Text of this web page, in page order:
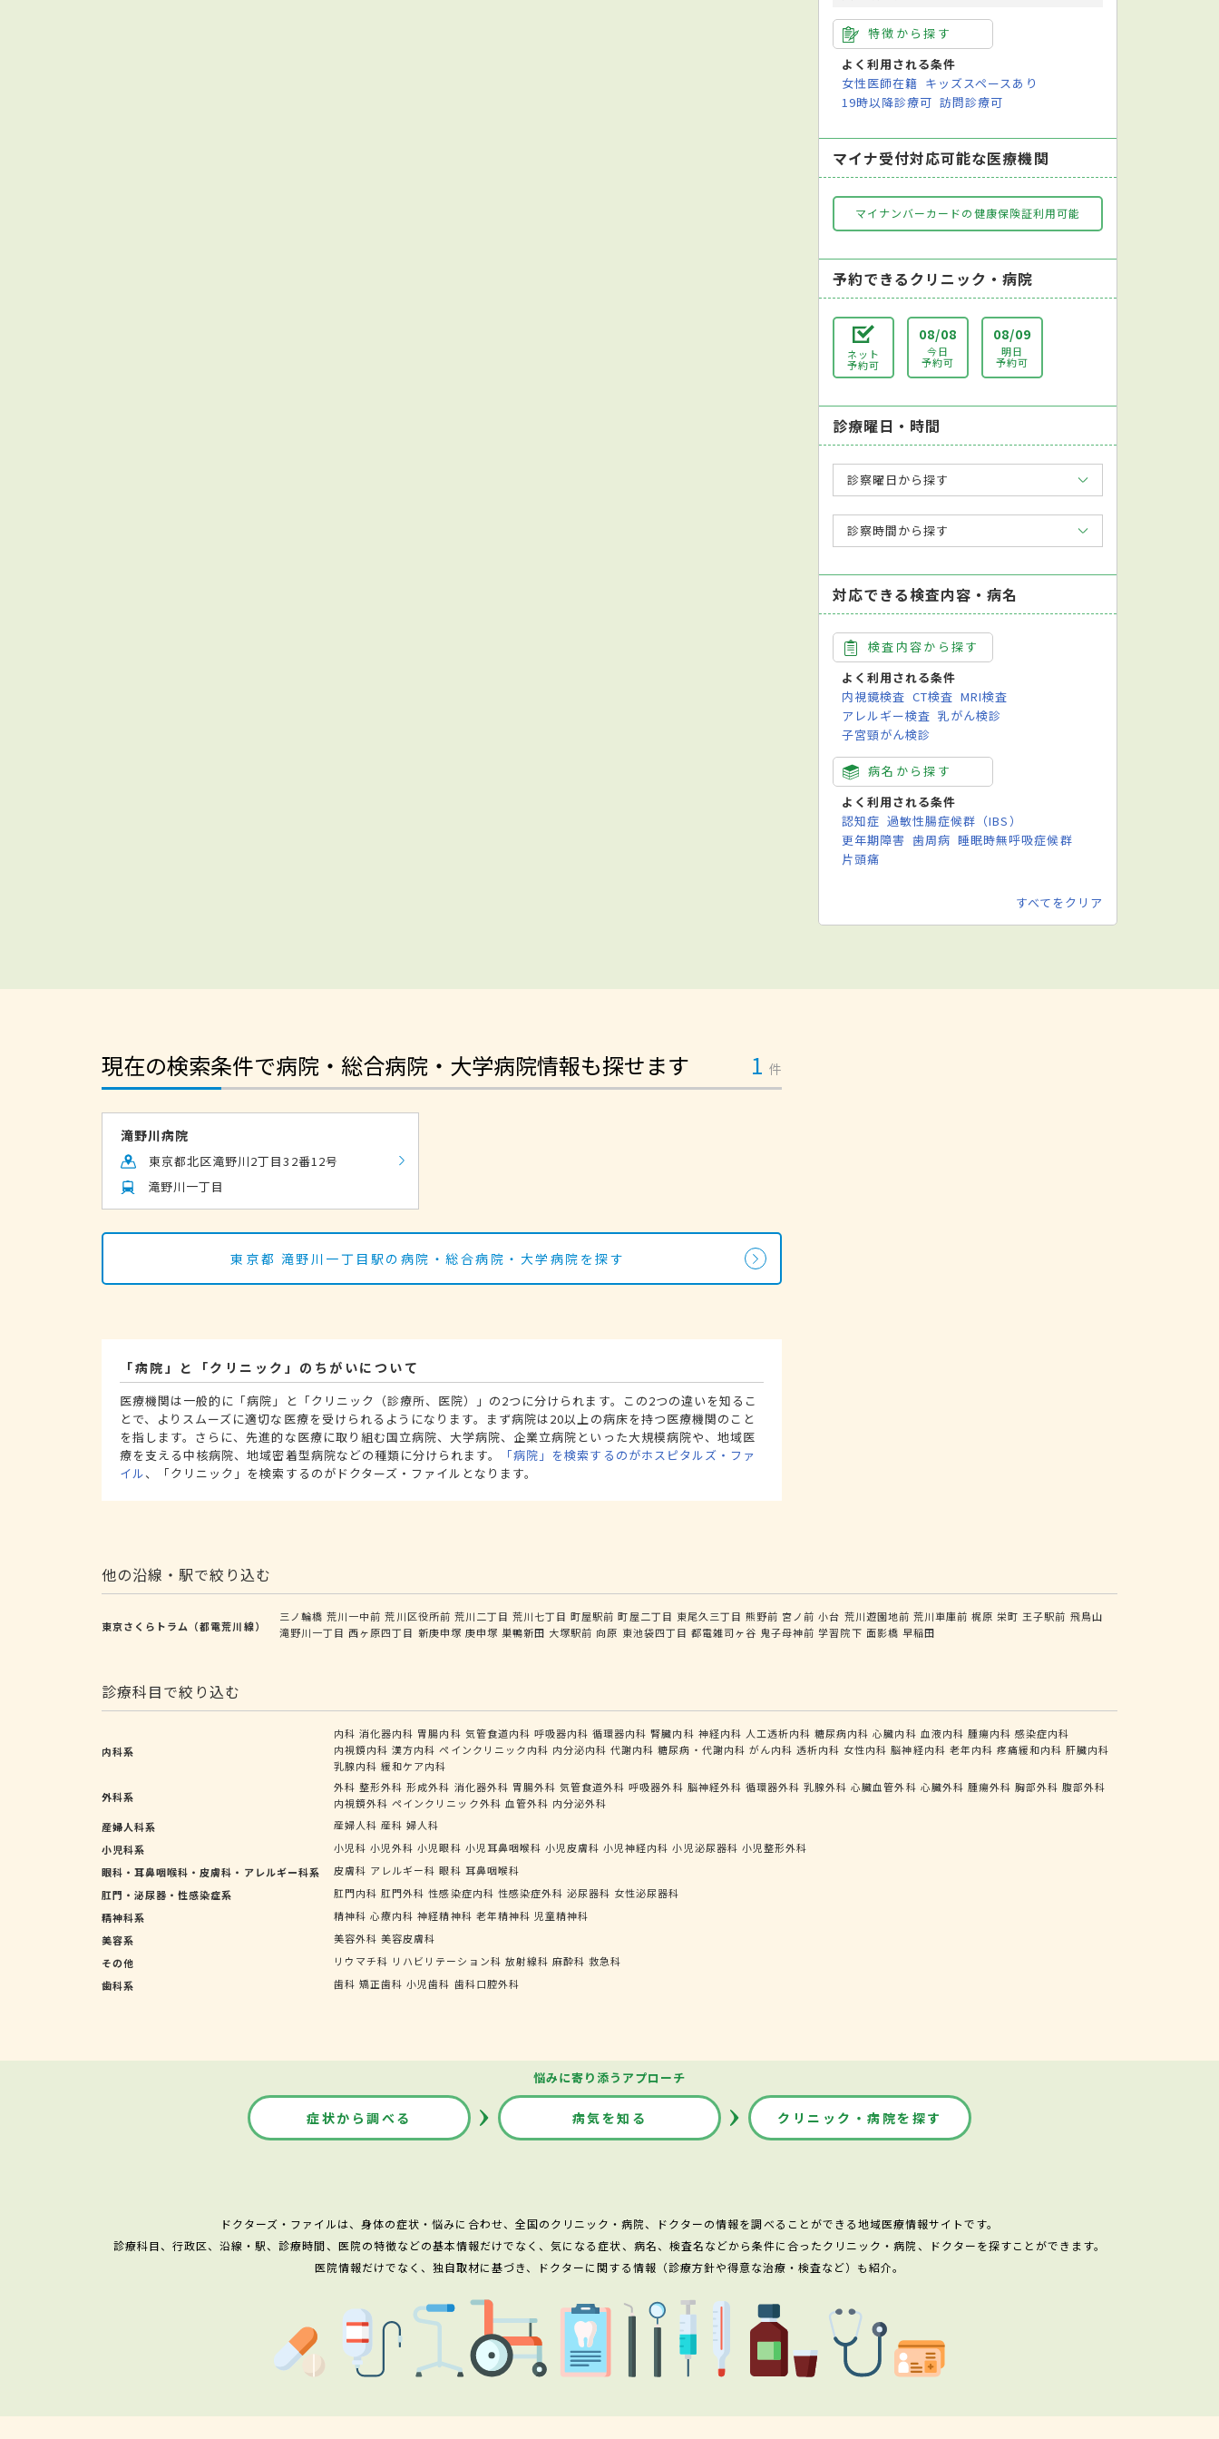
特徴から探す
よく利用される条件
女性医師在籍 キッズスペースあり
19時以降診療可 訪問診療可
マイナ受付対応可能な医療機関
マイナンバーカードの健康保険証利用可能
予約できるクリニック・病院
ネット
予約可
08/08
今日
予約可
08/09
明日
予約可
診療曜日・時間
診察曜日から探す
診察時間から探す
対応できる検査内容・病名
検査内容から探す
よく利用される条件
内視鏡検査 CT検査 MRI検査
アレルギー検査 乳がん検診
子宮頸がん検診
病名から探す
よく利用される条件
認知症 過敏性腸症候群（IBS）
更年期障害 歯周病 睡眠時無呼吸症候群
片頭痛
すべてをクリア
現在の検索条件で病院・総合病院・大学病院情報も探せます 1 件
滝野川病院
東京都北区滝野川2丁目32番12号
滝野川一丁目
東京都 滝野川一丁目駅の病院・総合病院・大学病院を探す
「病院」と「クリニック」のちがいについて
医療機関は一般的に「病院」と「クリニック（診療所、医院）」の2つに分けられます。この2つの違いを知るこ
とで、よりスムーズに適切な医療を受けられるようになります。まず病院は20以上の病床を持つ医療機関のこと
を指します。さらに、先進的な医療に取り組む国立病院、大学病院、企業立病院といった大規模病院や、地域医
療を支える中核病院、地域密着型病院などの種類に分けられます。
「病院」を検索するのがホスピタルズ・ファ
イル、「クリニック」を検索するのがドクターズ・ファイルとなります。
他の沿線・駅で絞り込む
東京さくらトラム（都電荒川線）
三ノ輪橋 荒川一中前 荒川区役所前 荒川二丁目 荒川七丁目 町屋駅前 町屋二丁目 東尾久三丁目 熊野前 宮ノ前 小台 荒川遊園地前 荒川車庫前 梶原 栄町 王子駅前 飛鳥山
滝野川一丁目 西ヶ原四丁目 新庚申塚 庚申塚 巣鴨新田 大塚駅前 向原 東池袋四丁目 都電雑司ヶ谷 鬼子母神前 学習院下 面影橋 早稲田
診療科目で絞り込む
内科系
内科 消化器内科 胃腸内科 気管食道内科 呼吸器内科 循環器内科 腎臓内科 神経内科 人工透析内科 糖尿病内科 心臓内科 血液内科 腫瘍内科 感染症内科
内視鏡内科 漢方内科 ペインクリニック内科 内分泌内科 代謝内科 糖尿病・代謝内科 がん内科 透析内科 女性内科 脳神経内科 老年内科 疼痛緩和内科 肝臓内科
乳腺内科 緩和ケア内科
外科系
外科 整形外科 形成外科 消化器外科 胃腸外科 気管食道外科 呼吸器外科 脳神経外科 循環器外科 乳腺外科 心臓血管外科 心臓外科 腫瘍外科 胸部外科 腹部外科
内視鏡外科 ペインクリニック外科 血管外科 内分泌外科
産婦人科系
産婦人科 産科 婦人科
小児科系
小児科 小児外科 小児眼科 小児耳鼻咽喉科 小児皮膚科 小児神経内科 小児泌尿器科 小児整形外科
眼科・耳鼻咽喉科・皮膚科・アレルギー科系
皮膚科 アレルギー科 眼科 耳鼻咽喉科
肛門・泌尿器・性感染症系
肛門内科 肛門外科 性感染症内科 性感染症外科 泌尿器科 女性泌尿器科
精神科系
精神科 心療内科 神経精神科 老年精神科 児童精神科
美容系
美容外科 美容皮膚科
その他
リウマチ科 リハビリテーション科 放射線科 麻酔科 救急科
歯科系
歯科 矯正歯科 小児歯科 歯科口腔外科
悩みに寄り添うアプローチ
症状から調べる 病気を知る クリニック・病院を探す
ドクターズ・ファイルは、身体の症状・悩みに合わせ、全国のクリニック・病院、ドクターの情報を調べることができる地域医療情報サイトです。
診療科目、行政区、沿線・駅、診療時間、医院の特徴などの基本情報だけでなく、気になる症状、病名、検査名などから条件に合ったクリニック・病院、ドクターを探すことができます。
医院情報だけでなく、独自取材に基づき、ドクターに関する情報（診療方針や得意な治療・検査など）も紹介。